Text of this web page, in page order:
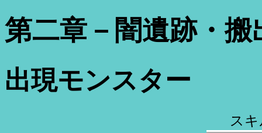
第二章－闇遺跡・搬
出現モンスター
ス